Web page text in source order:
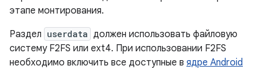
этапе монтирования.
Раздел userdata должен использовать файловую
систему F2FS или ext4. При использовании F2FS
необходимо включить все доступные в ядре Android